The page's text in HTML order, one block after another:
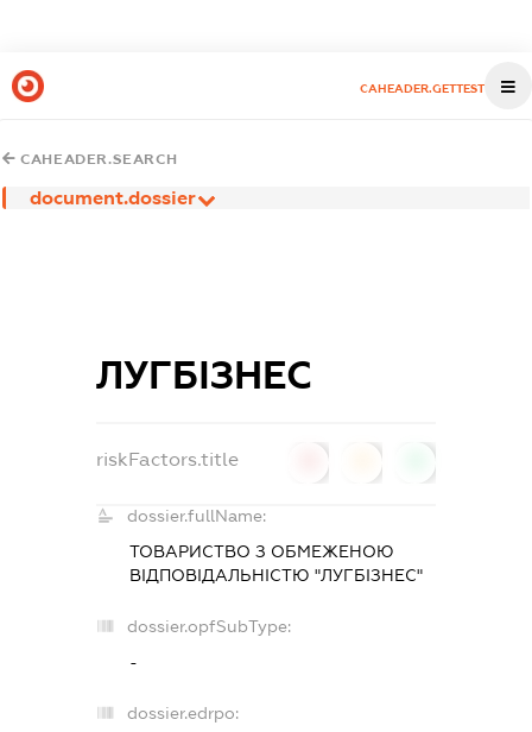
CAHEADER.GETTEST
CAHEADER.SEARCH
document.dossier
ЛУГБІЗНЕС
riskFactors.title
dossier.fullName:
ТОВАРИСТВО З ОБМЕЖЕНОЮ
ВІДПОВІДАЛЬНІСТЮ "ЛУГБІЗНЕС"
dossier.opfSubType:
-
dossier.edrpo: